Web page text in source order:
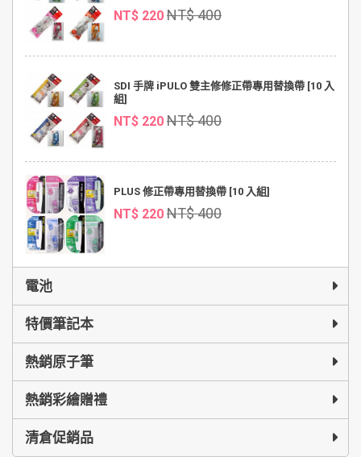
NT$ 220 NT$ 400
SDI 手牌 iPULO 雙主修修正帶專用替換帶 [10 入
組]
NT$ 220 NT$ 400
PLUS 修正帶專用替換帶 [10 入組]
NT$ 220 NT$ 400
電池
特價筆記本
熱銷原子筆
熱銷彩繪贈禮
清倉促銷品